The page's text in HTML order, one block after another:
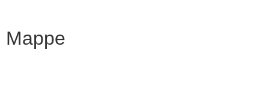
Mappe